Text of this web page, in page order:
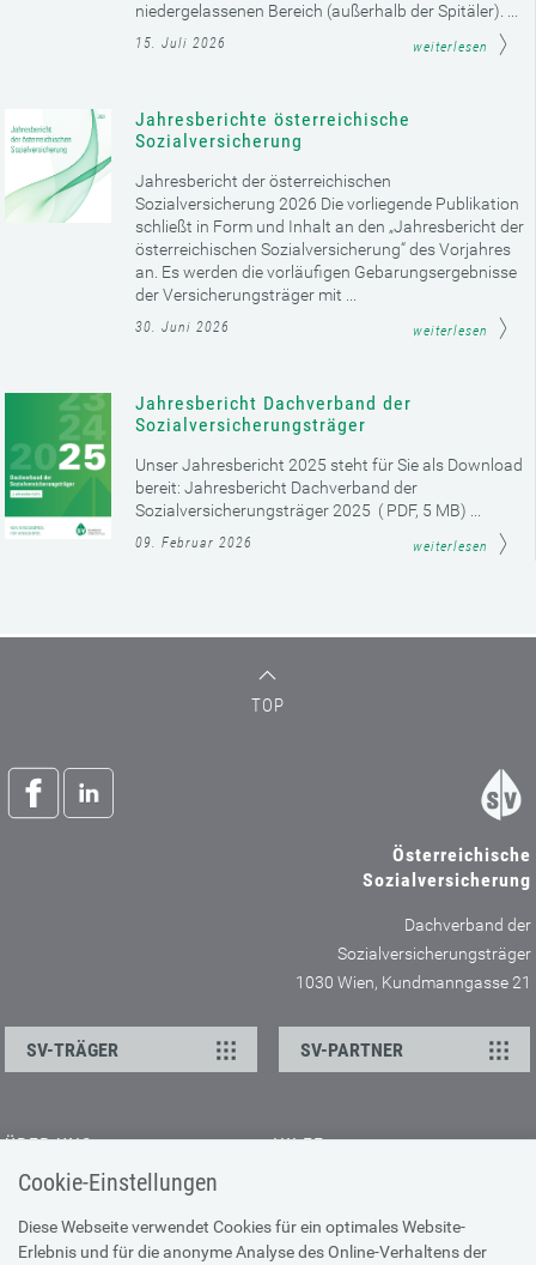
Cookie-Einstellungen
Diese Webseite verwendet Cookies für ein optimales Website-
Erlebnis und für die anonyme Analyse des Online-Verhaltens der
niedergelassenen Bereich (außerhalb der Spitäler). ...
15. Juli 2026 weiterlesen
Jahresberichte österreichische
Sozialversicherung
Jahresbericht der österreichischen
Sozialversicherung 2026 Die vorliegende Publikation
schließt in Form und Inhalt an den „Jahresbericht der
österreichischen Sozialversicherung“ des Vorjahres
an. Es werden die vorläufigen Gebarungsergebnisse
der Versicherungsträger mit ...
30. Juni 2026 weiterlesen
Jahresbericht Dachverband der
Sozialversicherungsträger
Unser Jahresbericht 2025 steht für Sie als Download
bereit: Jahresbericht Dachverband der
Sozialversicherungsträger 2025 ( PDF, 5 MB) ...
09. Februar 2026 weiterlesen
TOP
Österreichische
Sozialversicherung
Dachverband der
Sozialversicherungsträger
1030 Wien, Kundmanngasse 21
SV-TRÄGER SV-PARTNER
ÜBER UNS
Kontakt
Offene Stellen
Presse
HILFE
Browser-Info & Sicherheit
Hilfe zur Suche